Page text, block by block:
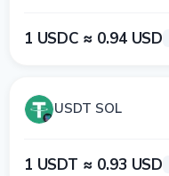
1 USDC ≈ 0.94 USD
USDT SOL
1 USDT ≈ 0.93 USD